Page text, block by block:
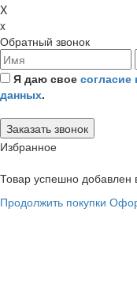
X
x
Обратный звонок
Я даю свое
данных.
Избранное
Товар успешно добавлен
Продолжить покупки